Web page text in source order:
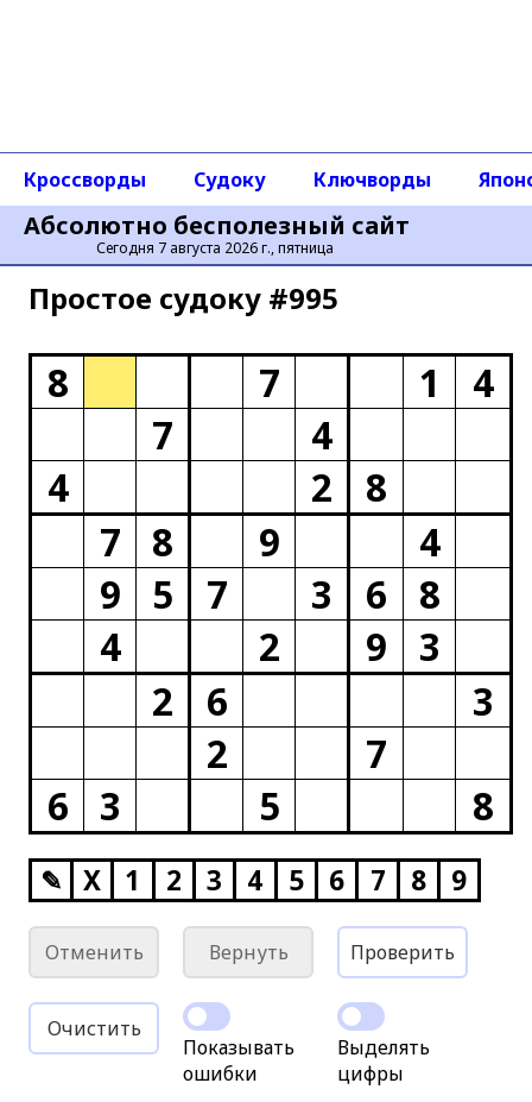
Абсолютно бесполезный сайт
Сегодня 7 августа 2026 г., пятница
Кроссворды Судоку Ключворды
Простое cудоку #995
8 7 1
4
7
4
4
2
8
7
8 9
4
9
5 7 3 6
8
4
2 9
3
2
6
3
2
7
6
3 5 8
✎ X 1 2 3 4 5 6 7 8 9
Отменить Вернуть Проверить
Очистить
Показывать
ошибки
Выделять
цифры